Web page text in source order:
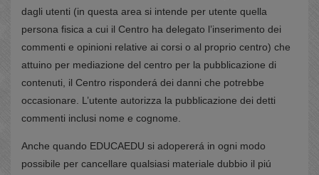
dagli utenti (in questa area si intende per utente quella
persona fisica a cui il Centro ha delegato l’inserimento dei
commenti e opinioni relative ai corsi o al proprio centro) che
attuino per mediazione del centro per la pubblicazione di
contenuti, il Centro risponderá dei danni che potrebbe
occasionare. L’utente autorizza la pubblicazione dei detti
commenti inclusi nome e cognome.
Anche quando EDUCAEDU si adopererá in ogni modo
possibile per cancellare qualsiasi materiale dubbio il piú